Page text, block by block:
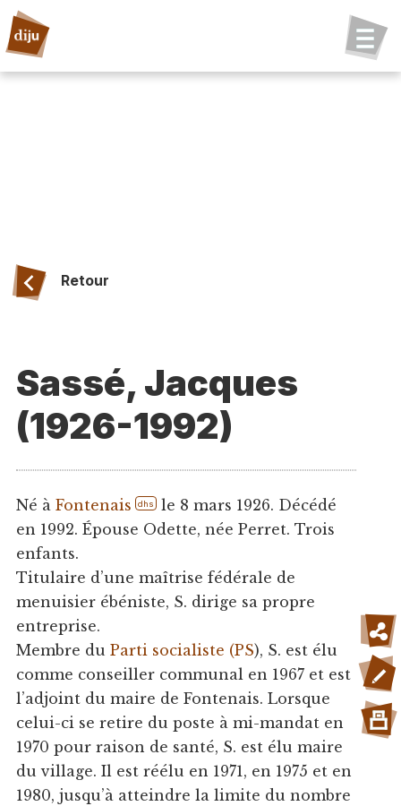
Retour
Sassé, Jacques
(1926-1992)
Né à Fontenais dhs le 8 mars 1926. Décédé
en 1992. Épouse Odette, née Perret. Trois
enfants.
Titulaire d’une maîtrise fédérale de
menuisier ébéniste, S. dirige sa propre
entreprise.
Membre du Parti socialiste (PS), S. est élu
comme conseiller communal en 1967 et est
l’adjoint du maire de Fontenais. Lorsque
celui-ci se retire du poste à mi-mandat en
1970 pour raison de santé, S. est élu maire
du village. Il est réélu en 1971, en 1975 et en
1980, jusqu’à atteindre la limite du nombre